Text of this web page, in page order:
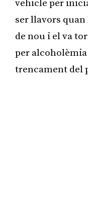
vehicle per
ser llavors
de nou i el va
per
trencament del